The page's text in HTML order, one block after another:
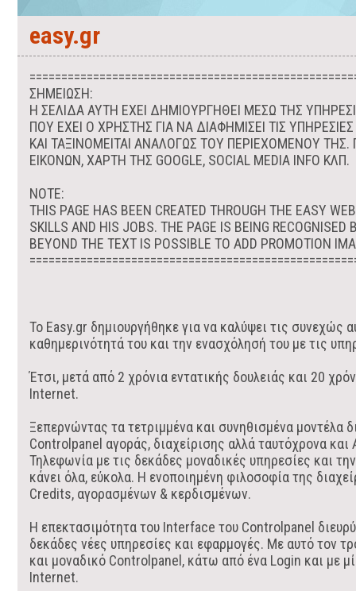
easy.gr
ΣΗΜΕΙΩΣΗ:
Η ΣΕΛΙΔΑ ΑΥΤΗ ΕΧΕΙ ΔΗΜΙΟΥΡΓΗΘΕΙ ΜΕΣΩ ΤΗΣ
ΠΟΥ ΕΧΕΙ Ο ΧΡΗΣΤΗΣ ΓΙΑ ΝΑ ΔΙΑΦΗΜΙΣΕΙ ΤΙΣ
ΚΑΙ ΤΑΞΙΝΟΜΕΙΤΑΙ ΑΝΑΛΟΓΩΣ ΤΟΥ ΠΕΡΙΕΧΟΜΕΝΟΥ
ΕΙΚΟΝΩΝ, ΧΑΡΤΗ ΤΗΣ GOOGLE, SOCIAL MEDIA INFO ΚΛΠ.
NOTE:
THIS PAGE HAS BEEN CREATED THROUGH THE EASY
SKILLS AND HIS JOBS. THE PAGE IS BEING
BEYOND THE TEXT IS POSSIBLE TO ADD PROMOTION
Το Easy.gr δημιουργήθηκε για να καλύψει τις συνεχώς
καθημερινότητά του και την ενασχόλησή του με τις
Έτσι, μετά από 2 χρόνια εντατικής δουλειάς και 20
Internet.
Ξεπερνώντας τα τετριμμένα και συνηθισμένα
Controlpanel αγοράς, διαχείρισης αλλά ταυτόχρονα
Τηλεφωνία με τις δεκάδες μοναδικές υπηρεσίες και
κάνει όλα, εύκολα. Η ενοποιημένη φιλοσοφία της
Credits, αγορασμένων & κερδισμένων.
Η επεκτασιμότητα του Interface του Controlpanel
δεκάδες νέες υπηρεσίες και εφαρμογές. Με αυτό τον
και μοναδικό Controlpanel, κάτω από ένα Login και με
Internet.